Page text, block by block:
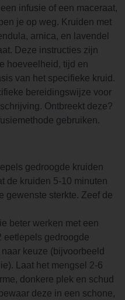
infusie of een maceraat,
je op weg. Kruiden met
arnica, en lavendel
Deze instructies zijn
hoeveelheid, tijd en
van het specifieke kruid.
bereidingswijze voor
Ontbreekt deze?
gebruiken.
gedroogde kruiden
de kruiden 5-10 minuten
gewenste sterkte. Zeef de
beter werken met een
eetlepels gedroogde
keuze (bijvoorbeeld
Laat het mengsel 2-6
donkere plek en schud
deze in een schone,